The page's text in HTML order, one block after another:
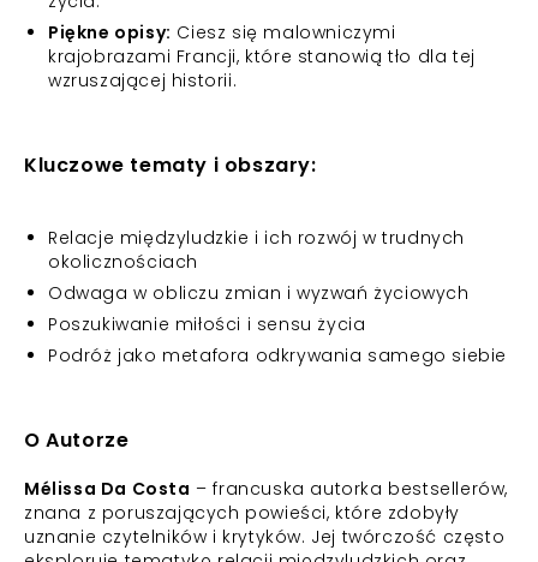
Piękne opisy: Ciesz się malowniczymi
krajobrazami Francji, które stanowią tło dla tej
wzruszającej historii.
Kluczowe tematy i obszary:
Relacje międzyludzkie i ich rozwój w trudnych
okolicznościach
Odwaga w obliczu zmian i wyzwań życiowych
Poszukiwanie miłości i sensu życia
Podróż jako metafora odkrywania samego siebie
O Autorze
Mélissa Da Costa – francuska autorka bestsellerów,
znana z poruszających powieści, które zdobyły
uznanie czytelników i krytyków. Jej twórczość często